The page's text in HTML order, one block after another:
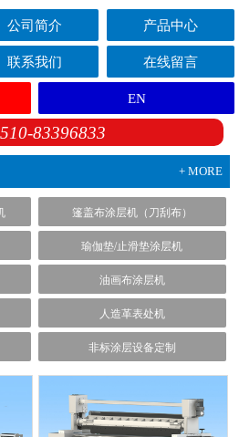
公司简介 产品中心
联系我们 在线留言
EN
83396833
+ MORE
篷盖布涂层机（刀刮布）
瑜伽垫/止滑垫涂层机
油画布涂层机
人造革表处机
非标涂层设备定制